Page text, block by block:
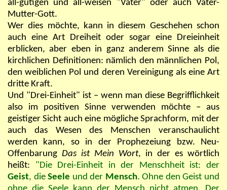
all-gütigen und all-weisen "Vater" oder auch Vater-
Mutter-Gott.
Wer dies möchte, kann in diesem Geschehen schon
auch eine Art Dreiheit oder sogar eine Dreieinheit
erblicken, aber eben in ganz anderem Sinne als die
kirchlichen Definitionen: nämlich den männlichen Pol,
den weiblichen Pol und deren Vereinigung als eine Art
dritte Kraft.
Und "Drei-Einheit" ist – wenn man diese Begrifflichkeit
also im positiven Sinne verwenden möchte – aus
geistiger Sicht auch eine mögliche Sprachform, mit der
auch das Wesen des Menschen veranschaulicht
werden kann, so in der Prophezeiung bzw. Neu-
Offenbarung Das ist Mein Wort, in der es wörtlich
heißt: "Die Drei-Einheit in der Menschheit ist: der
Geist, dieSeele und der Mensch. Ohne den Geist und